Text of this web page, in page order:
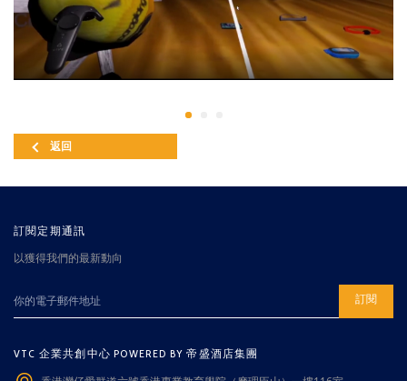
返回
訂閱定期通訊
以獲得我們的最新動向
訂閱
VTC 企業共創中心 POWERED BY 帝盛酒店集團